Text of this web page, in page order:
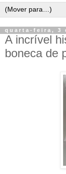
quarta-feira, 3
A incrível
boneca de